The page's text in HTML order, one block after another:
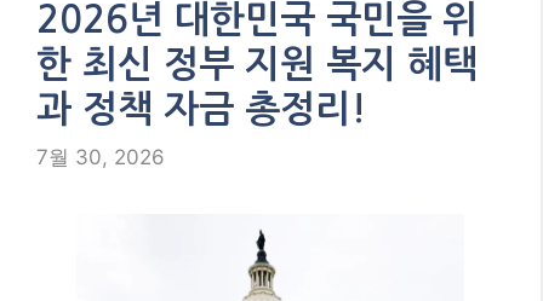
2026년 대한민국 국민을 위
한 최신 정부 지원 복지 혜택
과 정책 자금 총정리!
7월 30, 2026